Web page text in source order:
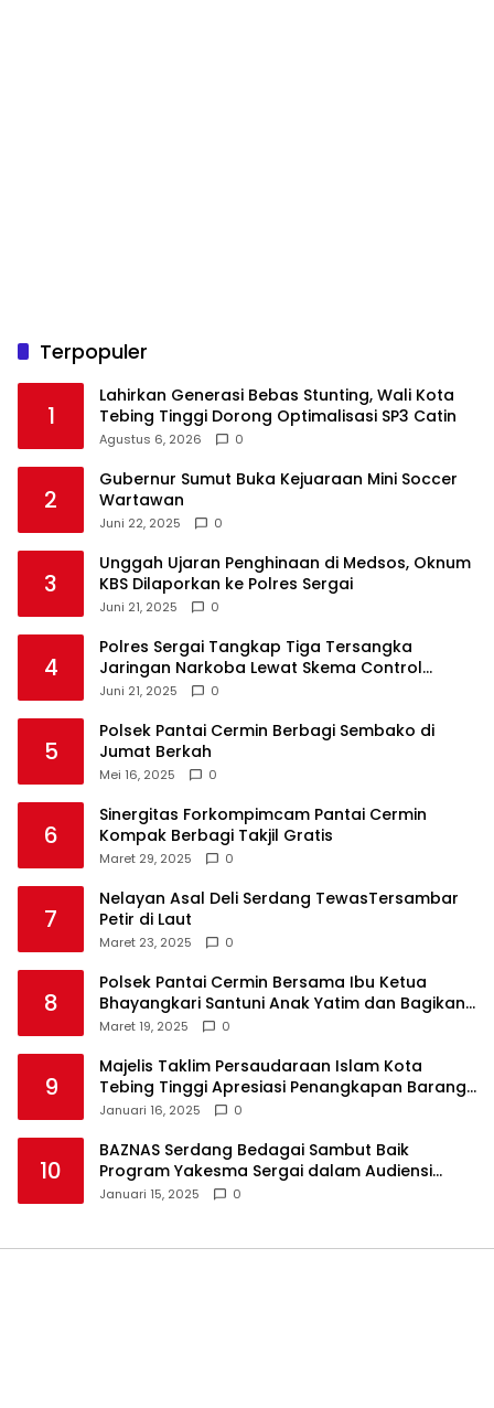
Terpopuler
1
Lahirkan Generasi Bebas Stunting, Wali Kota
Tebing Tinggi Dorong Optimalisasi SP3 Catin
Agustus 6, 2026 0
2
Gubernur Sumut Buka Kejuaraan Mini Soccer
Wartawan
Juni 22, 2025 0
3
Unggah Ujaran Penghinaan di Medsos, Oknum
KBS Dilaporkan ke Polres Sergai
Juni 21, 2025 0
4
Polres Sergai Tangkap Tiga Tersangka
Jaringan Narkoba Lewat Skema Control
Delivery
Juni 21, 2025 0
5
Polsek Pantai Cermin Berbagi Sembako di
Jumat Berkah
Mei 16, 2025 0
6
Sinergitas Forkompimcam Pantai Cermin
Kompak Berbagi Takjil Gratis
Maret 29, 2025 0
7
Nelayan Asal Deli Serdang TewasTersambar
Petir di Laut
Maret 23, 2025 0
8
Polsek Pantai Cermin Bersama Ibu Ketua
Bhayangkari Santuni Anak Yatim dan Bagikan
Takjil
Maret 19, 2025 0
9
Majelis Taklim Persaudaraan Islam Kota
Tebing Tinggi Apresiasi Penangkapan Barang
Haram
Januari 16, 2025 0
10
BAZNAS Serdang Bedagai Sambut Baik
Program Yakesma Sergai dalam Audiensi
Perkenalan Pengurus Baru
Januari 15, 2025 0